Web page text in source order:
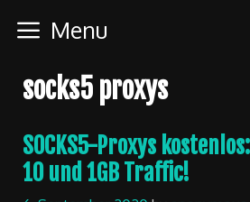
Menu
socks5 proxys
SOCKS5-Proxys
10 und 1GB Traffic!